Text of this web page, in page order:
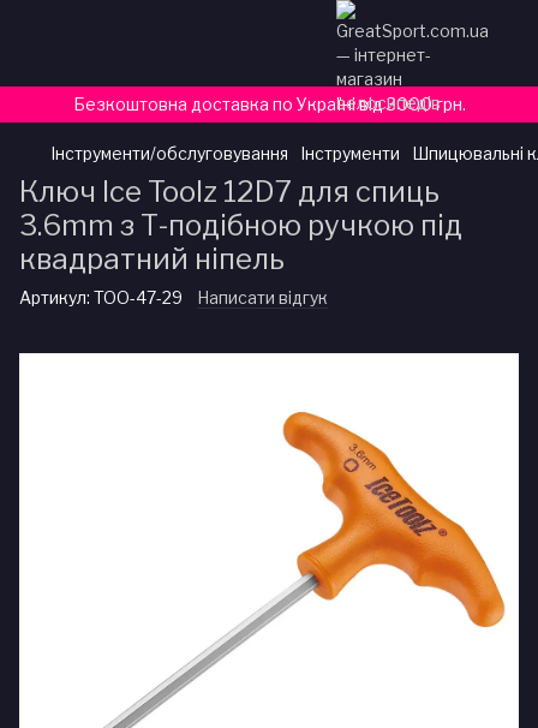
Безкоштовна доставка по Україні від 3000 грн.
Інструменти/обслуговування Інструменти Шпицювальні
Ключ Ice Toolz 12D7 для спиць
3.6mm з Т-подібною ручкою під
квадратний ніпель
Артикул: TOO-47-29 Написати відгук